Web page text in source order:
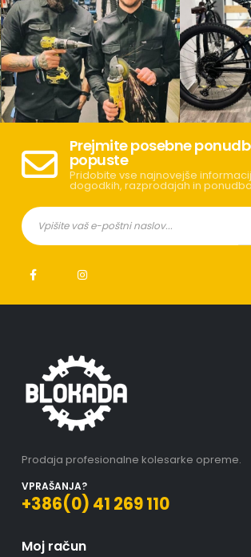
Prejmite posebne
popuste
Pridobite vse najnovejše
dogodkih, razprodajah in
Prodaja profesionalne kolesarke opreme.
VPRAŠANJA?
+386(0) 41 269 110
Moj račun